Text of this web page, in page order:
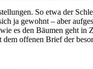
So etwa der
ja gewohnt – aber
es den Bäumen geht
offenen Brief der